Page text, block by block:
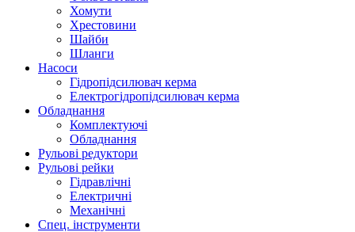
Хомути
Хрестовини
Шайби
Шланги
Насоси
Гідропідсилювач керма
Електрогідропідсилювач керма
Обладнання
Комплектуючі
Обладнання
Рульові редуктори
Рульові рейки
Гідравлічні
Електричні
Механічні
Спец. інструменти